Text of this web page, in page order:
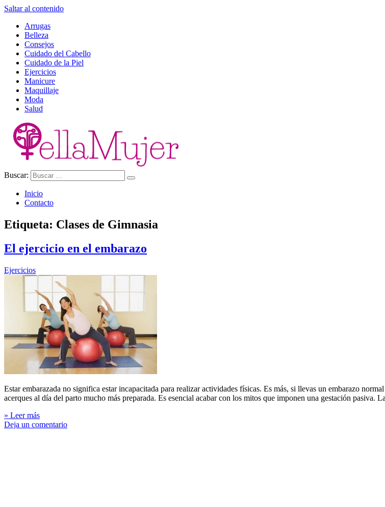
Saltar al contenido
Arrugas
Belleza
Consejos
Cuidado del Cabello
Cuidado de la Piel
Ejercicios
Manicure
Maquillaje
Moda
Salud
Ella Mujer
Buscar:
Inicio
Contacto
Etiqueta: Clases de Gimnasia
El ejercicio en el embarazo
Ejercicios
Estar embarazada no significa estar incapacitada para realizar actividades físicas. Es más, si llevas un embarazo
acerques al día del parto mucho más preparada. Es esencial acabar con los mitos que imponen una gestación pasiva.
» Leer más
Deja un comentario